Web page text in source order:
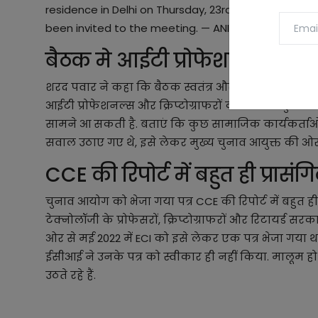
residence in Delhi on Thursday, 23rd March. The
been invited to the meeting. — ANI (@ANI)
March
बैठक मे आईटी प्रोफेशनल और
शरद पवार ने कहा कि बैठक स्वतंत्र और निष्पक्ष चुनाव
आईटी प्रोफेशनल्स और क्रिप्टोग्राफरों की राय भी
सामने आ सकती है. बताएं कि कुछ सामाजिक
सवाल उठाए गए थे, इसे लेकर मुख्य चुनाव आयुक्त की ओर
CCE की रिपोर्ट में बहुत ही
चुनाव आयोग को भेजा गया पत्र CCE की रिपोर्ट में
टेक्नोलॉजी के प्रोफेसरों, क्रिप्टोग्राफरों और रिटायर्ड
ओर से मई 2022 में ECI को इसे लेकर एक पत्र भेजा गया
ईसीआई ने उनके पत्र को स्वीकार ही नहीं किया.
उठते रहे हैं.